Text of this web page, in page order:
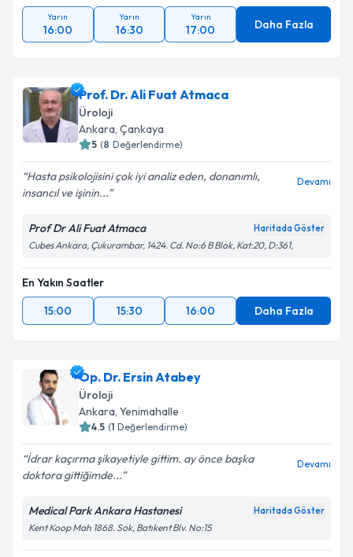
Yarın
16:00
Yarın
16:30
Yarın
17:00 Daha Fazla
Prof. Dr. Ali Fuat Atmaca
Üroloji
Ankara, Çankaya
5 (8 Değerlendirme)
Hasta psikolojisini çok iyi analiz eden, donanımlı,
insancıl ve işinin...
Devamı
Prof Dr Ali Fuat Atmaca Haritada Göster
Cubes Ankara, Çukurambar, 1424. Cd. No:6 B Blok, Kat:20, D:361,
En Yakın Saatler
15:00
15:30 16:00 Daha Fazla
Op. Dr. Ersin Atabey
Üroloji
Ankara, Yenimahalle
4.5 (1 Değerlendirme)
İdrar kaçırma şikayetiyle gittim. ay önce başka
doktora gittiğimde...
Devamı
Medical Park Ankara Hastanesi Haritada Göster
Kent Koop Mah 1868. Sok, Batıkent Blv. No:15